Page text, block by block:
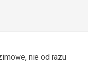
nie od razu